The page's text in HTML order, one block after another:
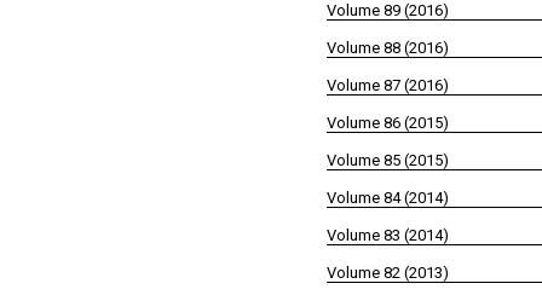
Volume 89 (2016)
Volume 88 (2016)
Volume 87 (2016)
Volume 86 (2015)
Volume 85 (2015)
Volume 84 (2014)
Volume 83 (2014)
Volume 82 (2013)